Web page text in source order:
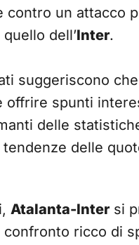
contro un attacco
dell’Inter.
suggeriscono
offrire spunti
delle
delle
Atalanta-Inter si
confronto ricco di